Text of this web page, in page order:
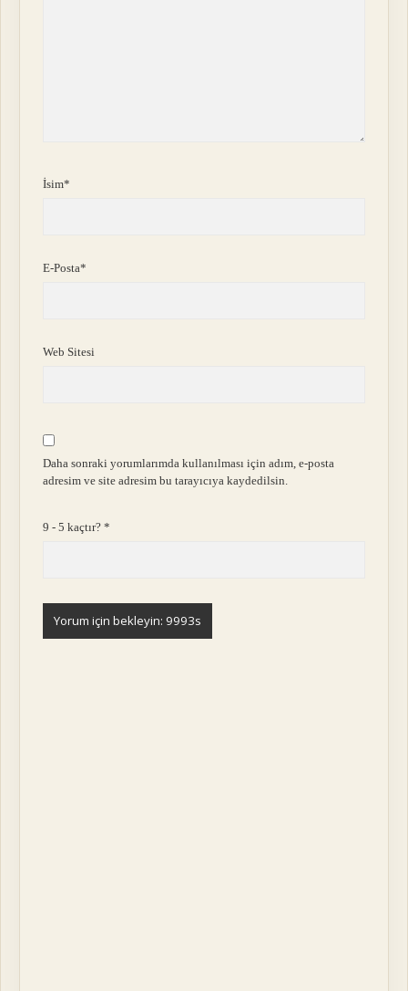
İsim*
E-Posta*
Web Sitesi
Daha sonraki yorumlarımda kullanılması için adım, e-posta
adresim ve site adresim bu tarayıcıya kaydedilsin.
9 - 5 kaçtır?*